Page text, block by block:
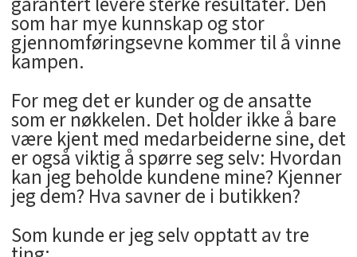
som har mye kunnskap og stor
gjennomføringsevne kommer til å vinne
kampen.
For meg det er kunder og de ansatte
som er nøkkelen. Det holder ikke å bare
være kjent med medarbeiderne sine, det
er også viktig å spørre seg selv: Hvordan
kan jeg beholde kundene mine? Kjenner
jeg dem? Hva savner de i butikken?
Som kunde er jeg selv opptatt av tre